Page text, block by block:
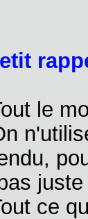
le
ce